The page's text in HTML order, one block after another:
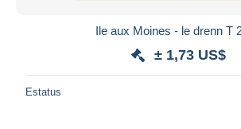
Ile aux Moines - le drenn T
± 1,73 US$
Estatus